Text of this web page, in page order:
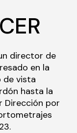
director de
en la
de vista
hasta la
Dirección por